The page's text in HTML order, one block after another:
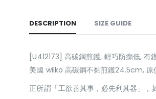
DESCRIPTION SIZE GUIDE
[U412173] 高碳鋼煎鑊, 輕巧防痴低,
美國 wilko 高碳鋼不黏煎鑊24.5cm,
正所謂「工欲善其事，必先利其器」，